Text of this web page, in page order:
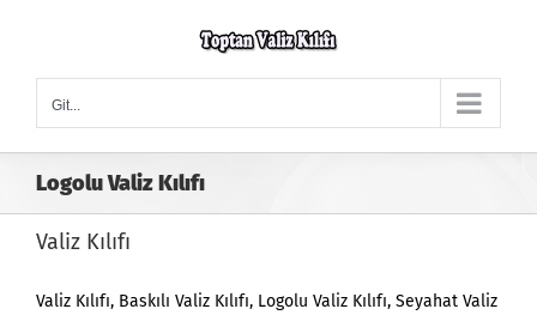
Git...
Logolu Valiz Kılıfı
Valiz Kılıfı
Valiz Kılıfı, Baskılı Valiz Kılıfı, Logolu Valiz Kılıfı, Seyahat Valiz